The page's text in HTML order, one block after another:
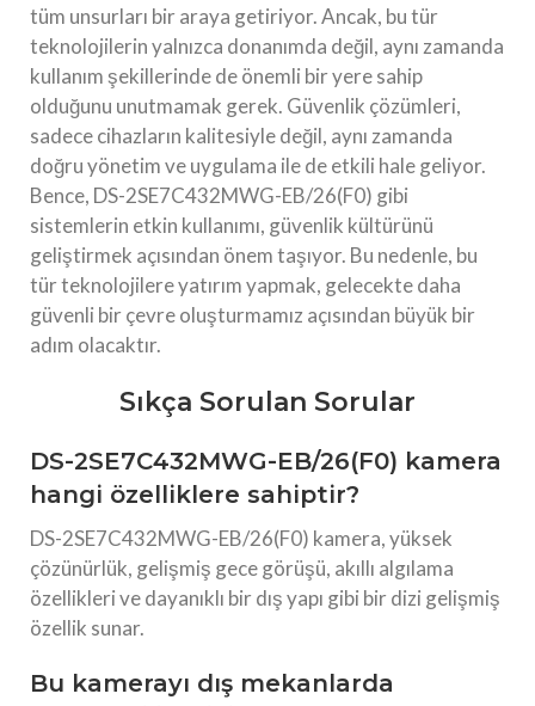
tüm unsurları bir araya getiriyor. Ancak, bu tür
teknolojilerin yalnızca donanımda değil, aynı zamanda
kullanım şekillerinde de önemli bir yere sahip
olduğunu unutmamak gerek. Güvenlik çözümleri,
sadece cihazların kalitesiyle değil, aynı zamanda
doğru yönetim ve uygulama ile de etkili hale geliyor.
Bence, DS-2SE7C432MWG-EB/26(F0) gibi
sistemlerin etkin kullanımı, güvenlik kültürünü
geliştirmek açısından önem taşıyor. Bu nedenle, bu
tür teknolojilere yatırım yapmak, gelecekte daha
güvenli bir çevre oluşturmamız açısından büyük bir
adım olacaktır.
Sıkça Sorulan Sorular
DS-2SE7C432MWG-EB/26(F0) kamera
hangi özelliklere sahiptir?
DS-2SE7C432MWG-EB/26(F0) kamera, yüksek
çözünürlük, gelişmiş gece görüşü, akıllı algılama
özellikleri ve dayanıklı bir dış yapı gibi bir dizi gelişmiş
özellik sunar.
Bu kamerayı dış mekanlarda